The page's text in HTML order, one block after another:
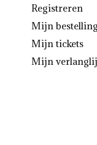
Registreren
Mijn
Mijn tickets
Mijn